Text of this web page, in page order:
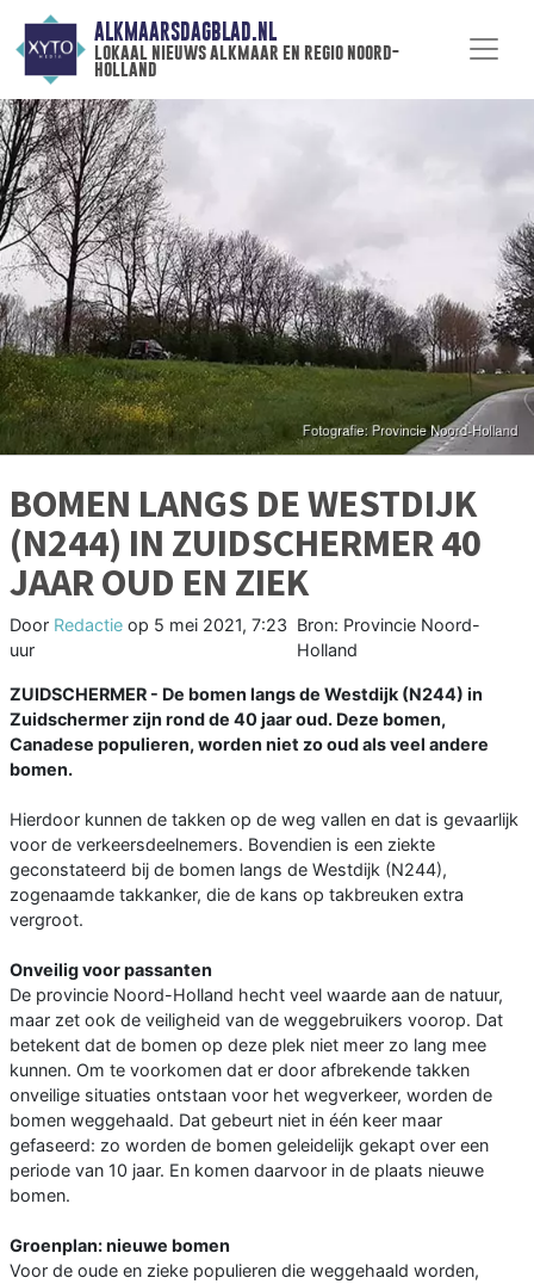
ALKMAARSDAGBLAD.NL
lokaal nieuws alkmaar en regio noord-
holland
BOMEN LANGS DE WESTDIJK
(N244) IN ZUIDSCHERMER 40
JAAR OUD EN ZIEK
Door Redactie op 5 mei 2021, 7:23
uur
Bron: Provincie Noord-
Holland
ZUIDSCHERMER - De bomen langs de Westdijk (N244) in
Zuidschermer zijn rond de 40 jaar oud. Deze bomen,
Canadese populieren, worden niet zo oud als veel andere
bomen.
Hierdoor kunnen de takken op de weg vallen en dat is gevaarlijk
voor de verkeersdeelnemers. Bovendien is een ziekte
geconstateerd bij de bomen langs de Westdijk (N244),
zogenaamde takkanker, die de kans op takbreuken extra
vergroot.
Onveilig voor passanten
De provincie Noord-Holland hecht veel waarde aan de natuur,
maar zet ook de veiligheid van de weggebruikers voorop. Dat
betekent dat de bomen op deze plek niet meer zo lang mee
kunnen. Om te voorkomen dat er door afbrekende takken
onveilige situaties ontstaan voor het wegverkeer, worden de
bomen weggehaald. Dat gebeurt niet in één keer maar
gefaseerd: zo worden de bomen geleidelijk gekapt over een
periode van 10 jaar. En komen daarvoor in de plaats nieuwe
bomen.
Groenplan: nieuwe bomen
Voor de oude en zieke populieren die weggehaald worden,